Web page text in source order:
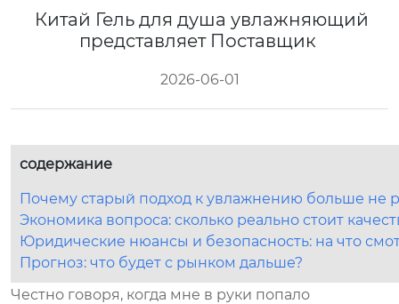
Китай Гель для душа увлажняющий
представляет Поставщик
2026-06-01
содержание
Почему старый подход к увлажнению больше не
Экономика вопроса: сколько реально стоит
Юридические нюансы и безопасность: на что
Прогноз: что будет с рынком дальше?
Честно говоря, когда мне в руки попало